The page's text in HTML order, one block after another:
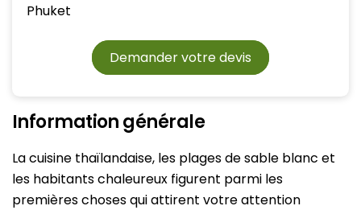
Phuket
Demander votre devis
Information générale
La cuisine thaïlandaise, les plages de sable blanc et
les habitants chaleureux figurent parmi les
premières choses qui attirent votre attention